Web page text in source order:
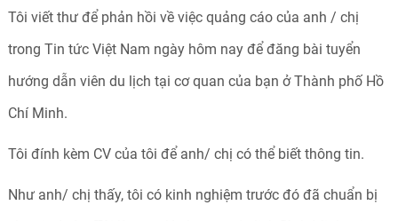
Tôi viết thư để phản hồi về việc quảng cáo của anh / chị
trong Tin tức Việt Nam ngày hôm nay để đăng bài tuyển
hướng dẫn viên du lịch tại cơ quan của bạn ở Thành phố Hồ
Chí Minh.
Tôi đính kèm CV của tôi để anh/ chị có thể biết thông tin.
Như anh/ chị thấy, tôi có kinh nghiệm trước đó đã chuẩn bị